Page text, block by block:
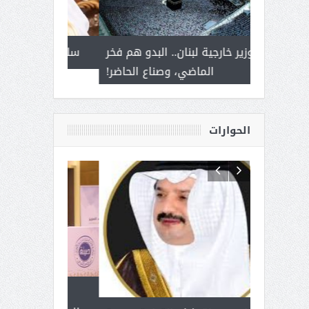
سلمان بن
إلى وزير خارجية لبنان.. البدو هم فخر
الماضي، وصناع الحاضر!
يحمل
من عشق
القيادة
الحوارات
شرمه: